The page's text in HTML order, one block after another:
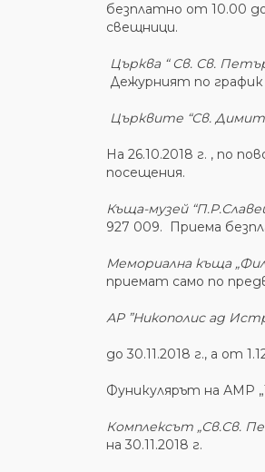
безплатно от 10.00
свещници.
Църква “ Св. Св.
Дежурният по график
Църквите “Св.
На 26.10.2018 г. , по
посещения.
Къща-музей
927 009. Приема
Мемориална къща
приемат само по
АР ”Никополис ад
до 30.11.2018 г., а от
Фуникулярът на АМР
Комплексът „Св.Св.
на 30.11.2018 г.